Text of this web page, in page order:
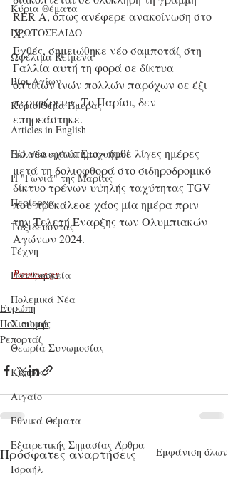
Κύρια Θέματα
ΠΡΩΤΟΣΕΛΙΔΟ
Ωφέλιμα Κείμενα
Βίοι Αγίων
Κύριο Θέμα Ημέρας
Articles in English
Εκλαϊκευμένοι Στοχασμοί
Η "Γωνιά" της Μαρίας
Περίεργα
Ταξιδεύοντας
Τέχνη
Πανθρησκεία
Πολεμικά Νέα
Χιούμορ
Θεωρία Συνωμοσίας
Κύπρος
Αιγαίο
Εθνικά Θέματα
Εξαιρετικής Σημασίας Άρθρα
Ισραήλ
RER A, όπως ανέφερε ανακοίνωση στο
X.
Εχθές, σημειώθηκε νέο σαμποτάζ στη
Γαλλία αυτή τη φορά σε δίκτυα
οπτικών ινών πολλών παρόχων σε έξι
περιφέρειες. Το Παρίσι, δεν
επηρεάστηκε.
Το νέο «χτύπημα» ήρθε λίγες ημέρες
μετά τη δολιοφθορά στο σιδηροδρομικό
δίκτυο τρένων υψηλής ταχύτητας TGV
που προκάλεσε χάος μία ημέρα πριν
την Τελετή Έναρξης των Ολυμπιακών
Αγώνων 2024.
Pronews.gr
Ευρώπη
Πολιτισμός
Ρεπορτάζ
Πρόσφατες αναρτήσεις Εμφάνιση όλων